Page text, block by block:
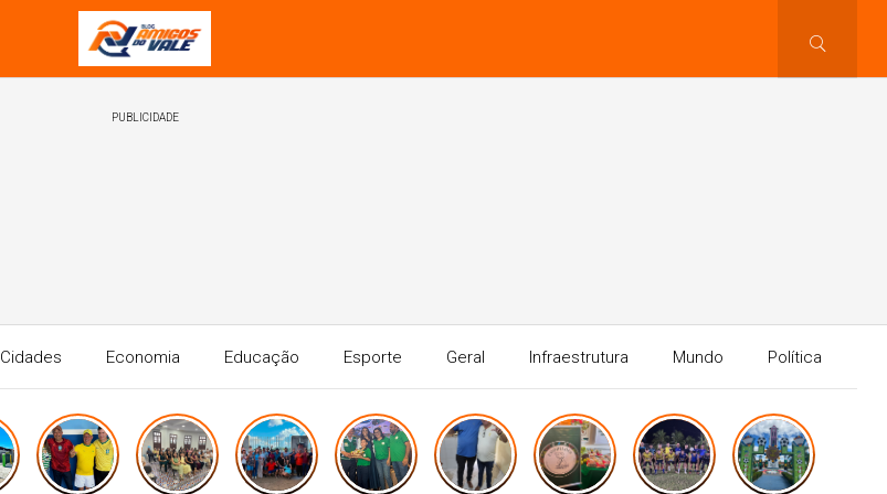
PUBLICIDADE
Cidades Economia Educação Esporte Geral Infraestrutura Mundo Política
Saúde